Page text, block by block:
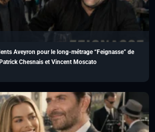
Aveyron pour le long-métrage “Feignasse” de
Chesnais et Vincent Moscato